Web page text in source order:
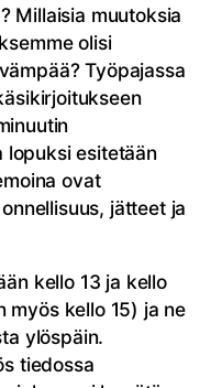
Millaisia muutoksia
olisi
Työpajassa
esitetään
ovat
jätteet ja
kello 13 ja kello
myös kello 15) ja ne
ylöspäin.
tiedossa